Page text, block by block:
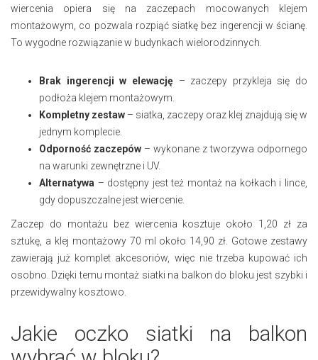
wiercenia opiera się na zaczepach mocowanych klejem
montażowym, co pozwala rozpiąć siatkę bez ingerencji w ścianę.
To wygodne rozwiązanie w budynkach wielorodzinnych.
Brak ingerencji w elewację– zaczepy przykleja się do
podłoża klejem montażowym.
Kompletny zestaw – siatka, zaczepy oraz klej znajdują się w
jednym komplecie.
Odporność zaczepów – wykonane z tworzywa odpornego
na warunki zewnętrzne i UV.
Alternatywa – dostępny jest też montaż na kołkach i lince,
gdy dopuszczalne jest wiercenie.
Zaczep do montażu bez wiercenia kosztuje około 1,20 zł za
sztukę, a klej montażowy 70 ml około 14,90 zł. Gotowe zestawy
zawierają już komplet akcesoriów, więc nie trzeba kupować ich
osobno. Dzięki temu montaż siatki na balkon do bloku jest szybki i
przewidywalny kosztowo.
Jakie oczko siatki na balkon